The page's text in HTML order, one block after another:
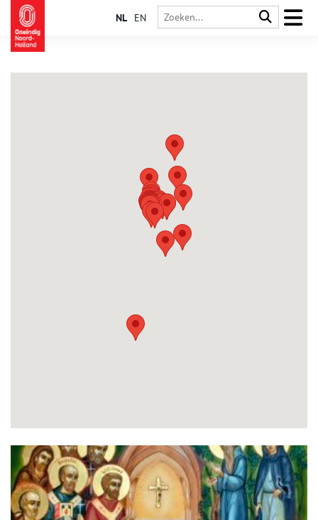
NL EN
Haarlem